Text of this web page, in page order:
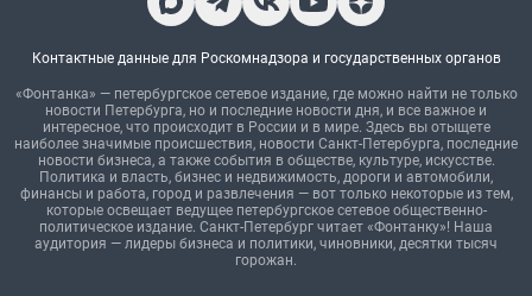
Контактные данные для Роскомнадзора и государственных органов
«Фонтанка» — петербургское сетевое издание, где можно найти не только
новости Петербурга, но и последние новости дня, и все важное и
интересное, что происходит в России и в мире. Здесь вы отыщете
наиболее значимые происшествия, новости Санкт-Петербурга, последние
новости бизнеса, а также события в обществе, культуре, искусстве.
Политика и власть, бизнес и недвижимость, дороги и автомобили,
финансы и работа, город и развлечения — вот только некоторые из тем,
которые освещает ведущее петербургское сетевое общественно-
политическое издание. Санкт-Петербург читает «Фонтанку»! Наша
аудитория — лидеры бизнеса и политики, чиновники, десятки тысяч
горожан.